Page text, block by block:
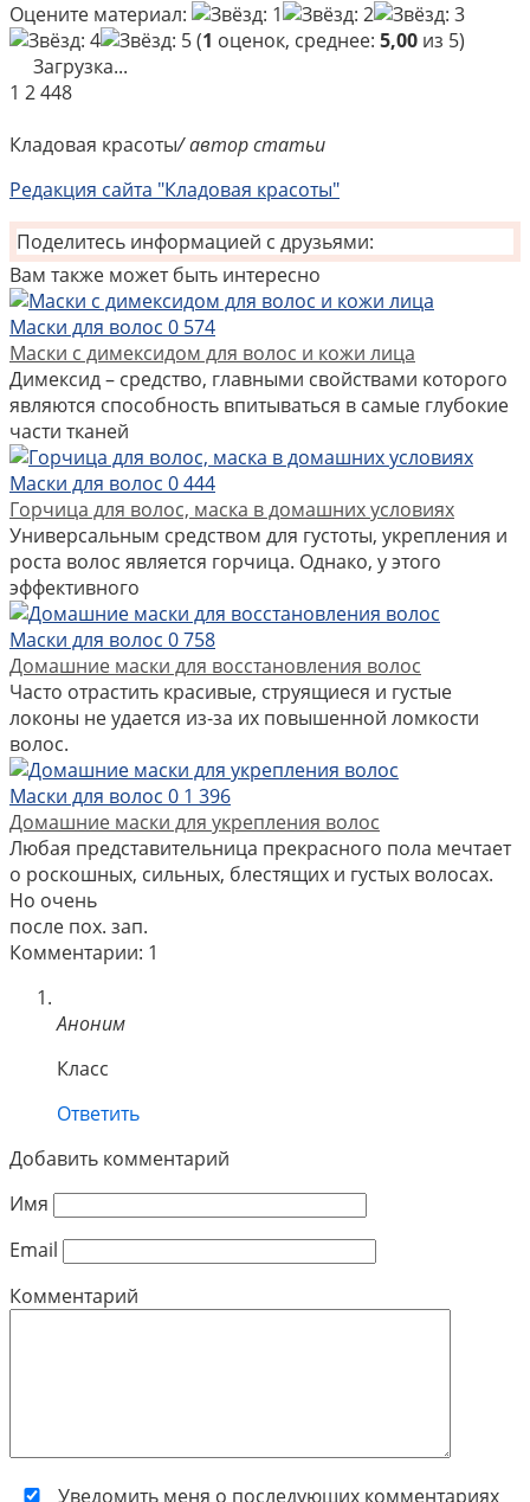
Оцените материал:
(1 оценок, среднее: 5,00 из 5)
Загрузка...
1 2 448
Кладовая красоты/ автор статьи
Редакция сайта "Кладовая красоты"
Поделитесь информацией с друзьями:
Вам также может быть интересно
Маски для волос 0 574
Маски с димексидом для волос и кожи лица
Димексид – средство, главными свойствами которого
являются способность впитываться в самые глубокие
части тканей
Маски для волос 0444
Горчица для волос, маска в домашних условиях
Универсальным средством для густоты, укрепления и
роста волос является горчица. Однако, у этого
эффективного
Маски для волос 0758
Домашние маски для восстановления волос
Часто отрастить красивые, струящиеся и густые
локоны не удается из-за их повышенной ломкости
волос.
Маски для волос 0 1 396
Домашние маски для укрепления волос
Любая представительница прекрасного пола мечтает
о роскошных, сильных, блестящих и густых волосах.
Но очень
после пох. зап.
Комментарии: 1
Аноним
Класс
Ответить
Добавить комментарий
Имя
Email
Комментарий
Уведомить меня о последующих комментариях